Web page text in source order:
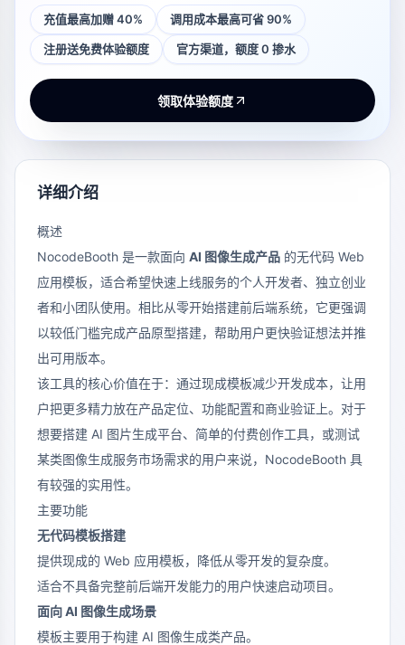
充值最高加赠 40% 调用成本最高可省 90%
注册送免费体验额度 官方渠道，额度 0 掺水
领取体验额度
详细介绍
概述
NocodeBooth 是一款面向 AI 图像生成产品 的无代码 Web
应用模板，适合希望快速上线服务的个人开发者、独立创业
者和小团队使用。相比从零开始搭建前后端系统，它更强调
以较低门槛完成产品原型搭建，帮助用户更快验证想法并推
出可用版本。
该工具的核心价值在于：通过现成模板减少开发成本，让用
户把更多精力放在产品定位、功能配置和商业验证上。对于
想要搭建 AI 图片生成平台、简单的付费创作工具，或测试
某类图像生成服务市场需求的用户来说，NocodeBooth 具
有较强的实用性。
主要功能
无代码模板搭建
提供现成的 Web 应用模板，降低从零开发的复杂度。
适合不具备完整前后端开发能力的用户快速启动项目。
面向 AI 图像生成场景
模板主要用于构建 AI 图像生成类产品。